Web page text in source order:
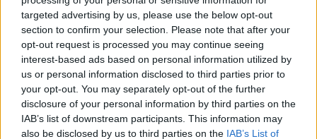
targeted advertising by us, please use the below opt-out
section to confirm your selection. Please note that after your
opt-out request is processed you may continue seeing
interest-based ads based on personal information utilized by
us or personal information disclosed to third parties prior to
your opt-out. You may separately opt-out of the further
disclosure of your personal information by third parties on the
IAB’s list of downstream participants. This information may
also be disclosed by us to third parties on the IAB’s List of
Ver todos los reportajes
La comarca Miajadas-Trujillo
comienza su II Primavera de
Descubrimiento